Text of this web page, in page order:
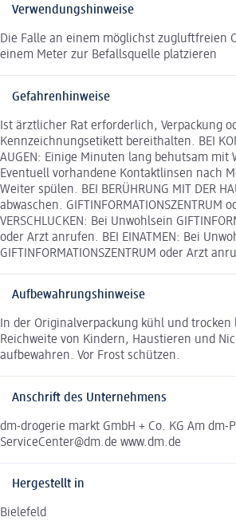
Verwendungshinweise
Die Falle an einem möglichst zugluftfreien
einem Meter zur Befallsquelle platzieren
Gefahrenhinweise
Ist ärztlicher Rat erforderlich, Verpackung
Kennzeichnungsetikett bereithalten. BEI
AUGEN: Einige Minuten lang behutsam mit
Eventuell vorhandene Kontaktlinsen nach
Weiter spülen. BEI BERÜHRUNG MIT DER
abwaschen. GIFTINFORMATIONSZENTRUM
VERSCHLUCKEN: Bei Unwohlsein
oder Arzt anrufen. BEI EINATMEN: Bei
GIFTINFORMATIONSZENTRUM oder Arzt
Aufbewahrungshinweise
In der Originalverpackung kühl und
Reichweite von Kindern, Haustieren und
aufbewahren. Vor Frost schützen.
Anschrift des Unternehmens
dm-drogerie markt GmbH + Co. KG Am dm-
ServiceCenter@dm.de www.dm.de
Hergestellt in
Bielefeld